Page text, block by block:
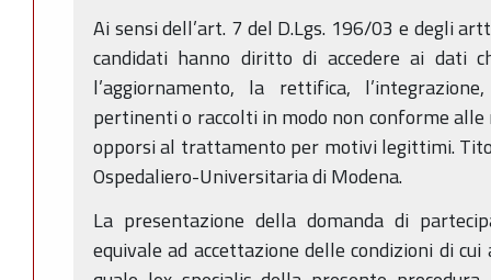
Ai sensi dell’art. 7 del D.Lgs. 196/03 e degli
candidati hanno diritto di accedere ai dati
l’aggiornamento, la rettifica,
pertinenti o raccolti in modo non conforme alle
opporsi al trattamento per motivi legittimi.
Ospedaliero-Universitaria di Modena.
La presentazione della domanda di
equivale ad accettazione delle condizioni di